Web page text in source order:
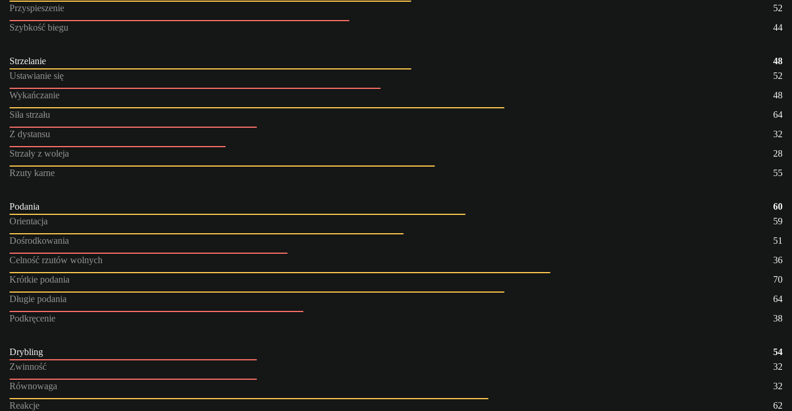
Przyspieszenie
52
Szybkość biegu
44
Strzelanie
48
Ustawianie się
52
Wykańczanie
48
Siła strzału
64
Z dystansu
32
Strzały z woleja
28
Rzuty karne
55
Podania
60
Orientacja
59
Dośrodkowania
51
Celność rzutów wolnych
36
Krótkie podania
70
Długie podania
64
Podkręcenie
38
Drybling
54
Zwinność
32
Równowaga
32
Reakcje
62